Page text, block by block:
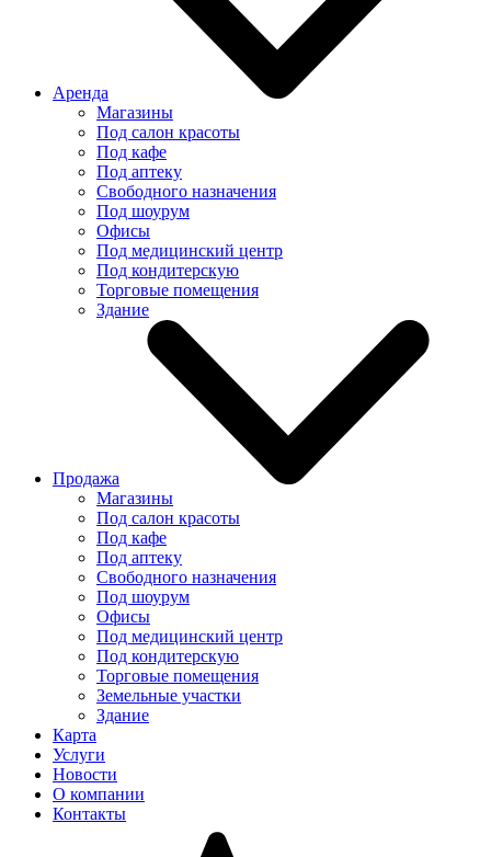
Аренда
Магазины
Под салон красоты
Под кафе
Под аптеку
Свободного назначения
Под шоурум
Офисы
Под медицинский центр
Под кондитерскую
Торговые помещения
Здание
Продажа
Магазины
Под салон красоты
Под кафе
Под аптеку
Свободного назначения
Под шоурум
Офисы
Под медицинский центр
Под кондитерскую
Торговые помещения
Земельные участки
Здание
Карта
Услуги
Новости
О компании
Контакты